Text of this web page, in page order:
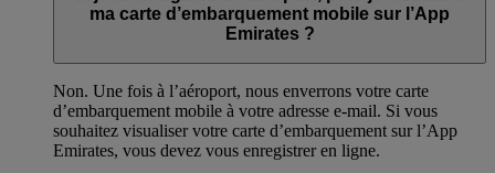
ma carte d’embarquement mobile sur l’App
Emirates ?
Non. Une fois à l’aéroport, nous enverrons votre carte
d’embarquement mobile à votre adresse e-mail. Si vous
souhaitez visualiser votre carte d’embarquement sur l’App
Emirates, vous devez vous enregistrer en ligne.